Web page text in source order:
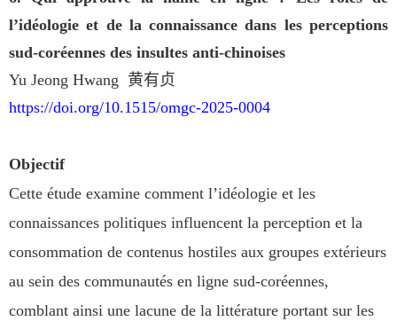
l’idéologie et de la connaissance dans les perceptions
sud-coréennes des insultes anti-chinoises
Yu Jeong Hwang 黄有贞
https://doi.org/10.1515/omgc-2025-0004
Objectif
Cette étude examine comment l’idéologie et les
connaissances politiques influencent la perception et la
consommation de contenus hostiles aux groupes extérieurs
au sein des communautés en ligne sud-coréennes,
comblant ainsi une lacune de la littérature portant sur les